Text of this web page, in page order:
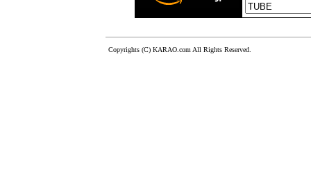
Copyrights (C) KARAO.com All Rights Reserved.